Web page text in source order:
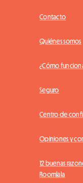
Contacto
Quiénes somos
¿Cómo
Seguro
Centro de
Opiniones y
12 buenas
Roomlala